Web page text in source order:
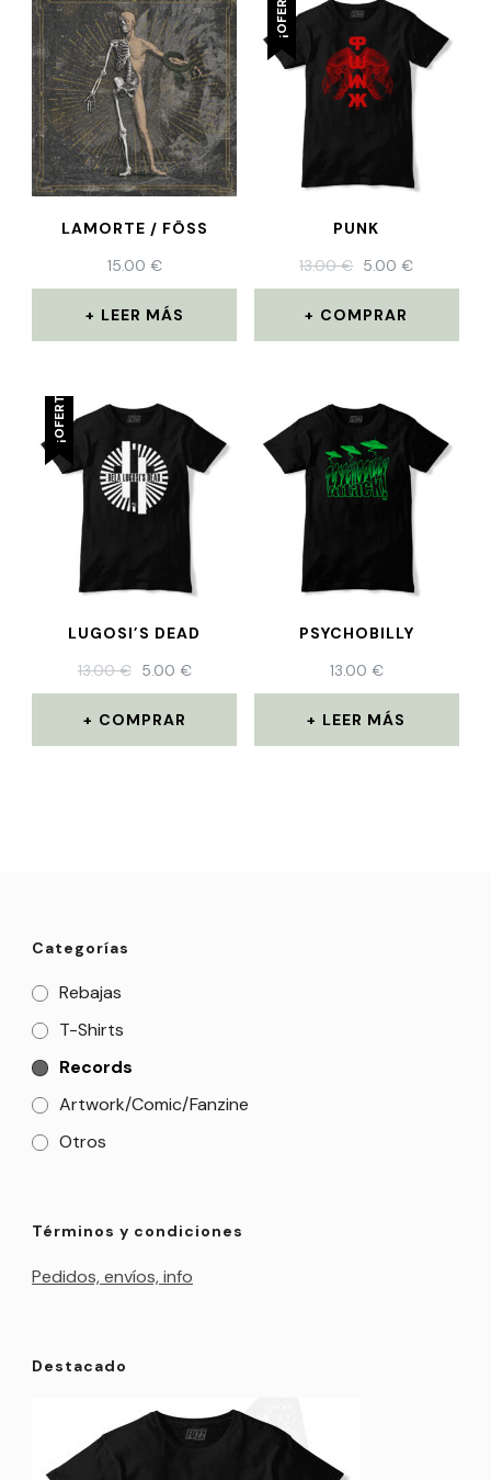
LAMORTE / FÖSS
15.00 €
LEER MÁS
PUNK
13.00€ 5.00€
COMPRAR
¡OFERTA!
LUGOSI’S DEAD
13.00€ 5.00 €
COMPRAR
PSYCHOBILLY
13.00 €
LEER MÁS
Categorías
Rebajas
T-Shirts
Records
Artwork/Comic/Fanzine
Otros
Términos y condiciones
Pedidos, envíos, info
Destacado